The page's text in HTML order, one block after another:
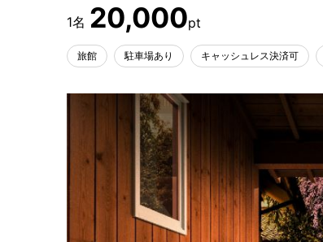
20,000
旅館 駐車場あり キャッシュレス決済可